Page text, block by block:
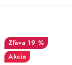
19 %
Akcia